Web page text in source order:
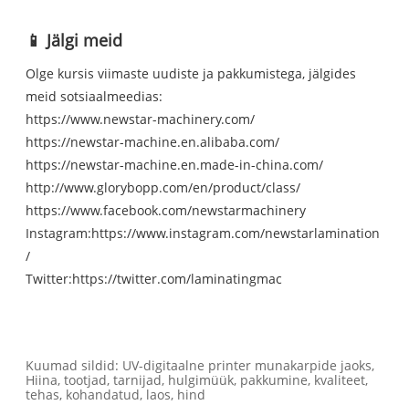
📱 Jälgi meid
Olge kursis viimaste uudiste ja pakkumistega, jälgides
meid sotsiaalmeedias:
https://www.newstar-machinery.com/
https://newstar-machine.en.alibaba.com/
https://newstar-machine.en.made-in-china.com/
http://www.glorybopp.com/en/product/class/
https://www.facebook.com/newstarmachinery
Instagram:https://www.instagram.com/newstarlamination
/
Twitter:https://twitter.com/laminatingmac
Kuumad sildid: UV-digitaalne printer munakarpide jaoks,
Hiina, tootjad, tarnijad, hulgimüük, pakkumine, kvaliteet,
tehas, kohandatud, laos, hind